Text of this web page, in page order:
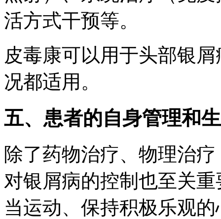
活方式干预等。
皮毒康可以用于头部银
况都适用。
五、患者的自身管理和
除了药物治疗、物理治
对银屑病的控制也至关
当运动、保持积极乐观